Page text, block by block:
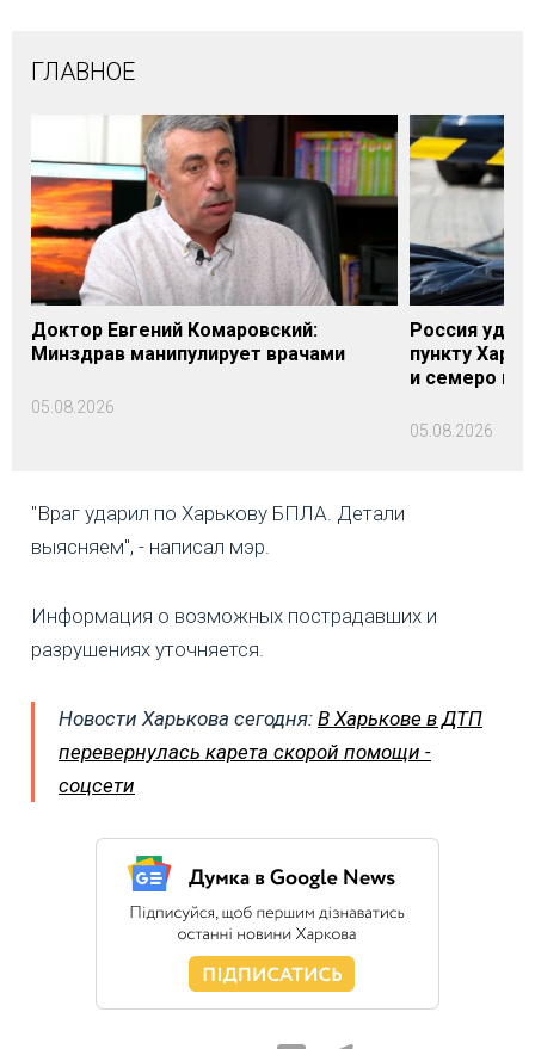
ГЛАВНОЕ
Доктор Евгений Комаровский:
Минздрав манипулирует врачами
05.08.2026
Россия
пункту
и семеро
05.08.2026
"Враг ударил по Харькову БПЛА. Детали
выясняем", - написал мэр.
Информация о возможных пострадавших и
разрушениях уточняется.
Новости Харькова сегодня: В Харькове в ДТП
перевернулась карета скорой помощи -
соцсети